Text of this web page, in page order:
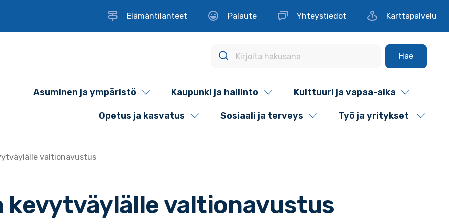
Elämäntilanteet Palaute Yhteystiedot Karttapalvelu
Hae
Asuminen ja ympäristö Kaupunki ja hallinto Kulttuuri ja vapaa-aika
Opetus ja kasvatus Sosiaali ja terveys Työ ja yritykset
valtionavustus
kevytväylälle valtionavustus